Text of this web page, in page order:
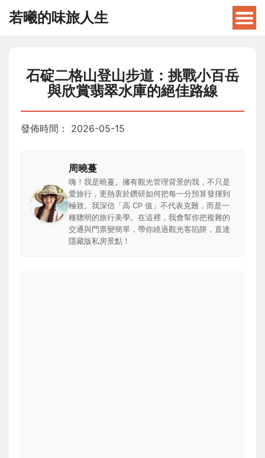
若曦的味旅人生
石碇二格山登山步道：挑戰小百岳
與欣賞翡翠水庫的絕佳路線
發佈時間： 2026-05-15
周曉蔓
嗨！我是曉蔓。擁有觀光管理背景的我，不只是
愛旅行，更熱衷於鑽研如何把每一分預算發揮到
極致。我深信「高 CP 值」不代表克難，而是一
種聰明的旅行美學。在這裡，我會幫你把複雜的
交通與門票變簡單，帶你繞過觀光客陷阱，直達
隱藏版私房景點！